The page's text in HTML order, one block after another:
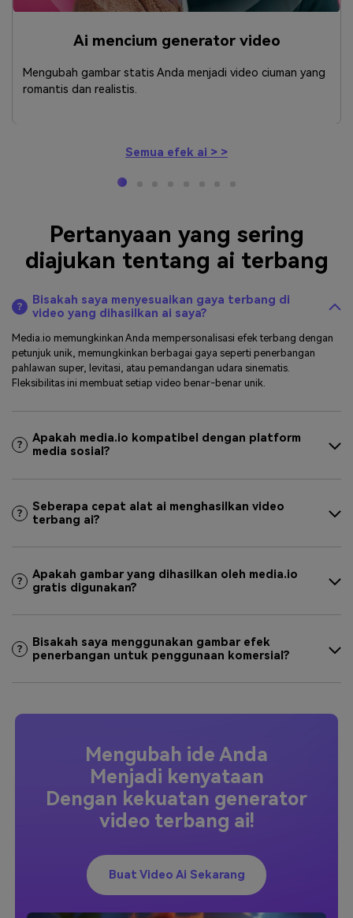
Ai mencium generator video
Mengubah gambar statis Anda menjadi video ciuman yang
romantis dan realistis.
Semua efek ai > >
Pertanyaan yang sering
diajukan tentang ai terbang
Bisakah saya menyesuaikan gaya terbang di
video yang dihasilkan ai saya?
Media.io memungkinkan Anda mempersonalisasi efek terbang dengan
petunjuk unik, memungkinkan berbagai gaya seperti penerbangan
pahlawan super, levitasi, atau pemandangan udara sinematis.
Fleksibilitas ini membuat setiap video benar-benar unik.
Apakah media.io kompatibel dengan platform
media sosial?
Seberapa cepat alat ai menghasilkan video
terbang ai?
Apakah gambar yang dihasilkan oleh media.io
gratis digunakan?
Bisakah saya menggunakan gambar efek
penerbangan untuk penggunaan komersial?
Mengubah ide Anda
Menjadi kenyataan
Dengan kekuatan generator
video terbang ai!
Buat Video Ai Sekarang